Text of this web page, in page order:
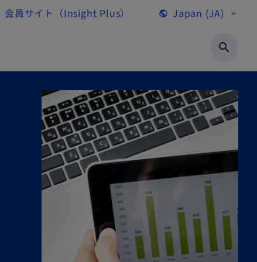
会員サイト（Insight Plus） public Japan (JA) expand_more
search